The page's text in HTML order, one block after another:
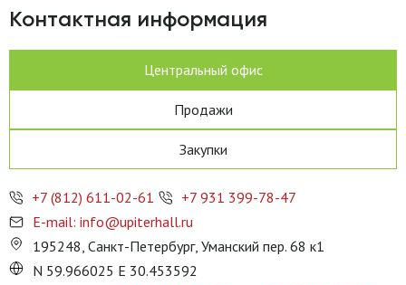
Контактная информация
Центральный офис
Продажи
Закупки
+7 (812) 611-02-61
+7 931 399-78-47
E-mail: info@upiterhall.ru
195248, Санкт-Петербург, Уманский пер. 68 к1
N 59.966025 E 30.453592